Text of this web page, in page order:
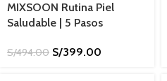
SOLD O
UT
MIXSOON Rutina Piel
Saludable | 5 Pasos
S/494.00 S/399.00